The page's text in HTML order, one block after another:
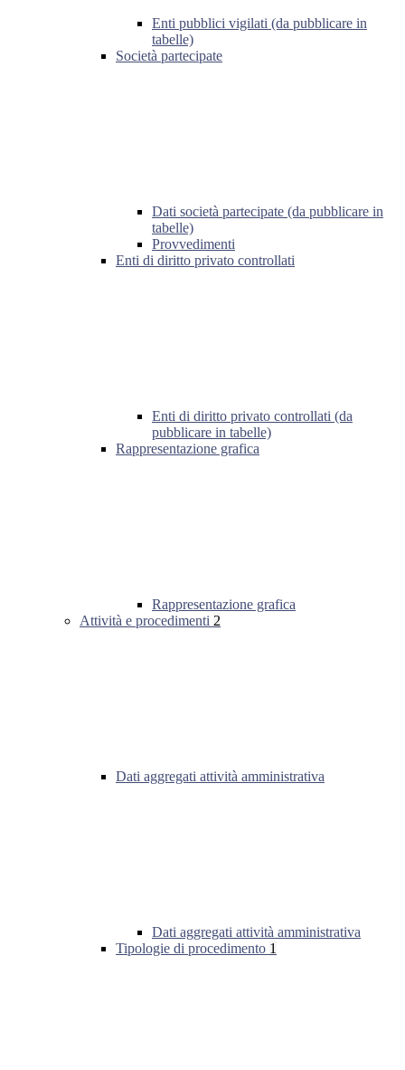
Enti pubblici vigilati (da pubblicare in
tabelle)
Società partecipate
Dati società partecipate (da pubblicare in
tabelle)
Provvedimenti
Enti di diritto privato controllati
Enti di diritto privato controllati (da
pubblicare in tabelle)
Rappresentazione grafica
Rappresentazione grafica
Attività e procedimenti 2
Dati aggregati attività amministrativa
Dati aggregati attività amministrativa
Tipologie di procedimento 1